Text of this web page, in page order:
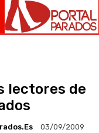
lectores de
03/09/2009